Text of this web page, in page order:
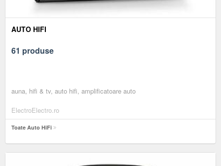
AUTO HIFI
61 produse
auna, hifi & tv, auto hifi, amplificatoare auto
ElectroElectro.ro
Toate Auto HiFi